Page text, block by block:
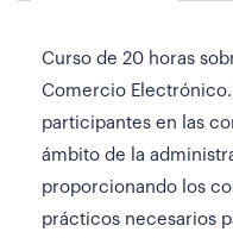
Curso de 20 horas
Comercio
participantes en las
ámbito de la
proporcionando los
prácticos necesarios